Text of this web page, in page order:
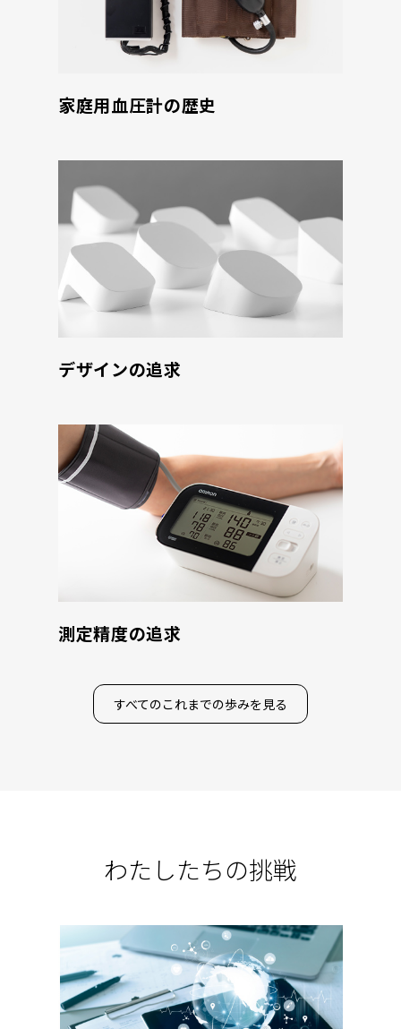
家庭用血圧計の歴史
デザインの追求
測定精度の追求
すべてのこれまでの歩みを見る
わたしたちの挑戦